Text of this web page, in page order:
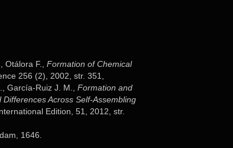
Otálora F., For­ma­tion of Che­mi­cal
256 (2), 2002, str. 351,
Gar­cía-Ruiz J. M., For­ma­tion and
Across Self-Assem­bling
Edi­tion, 51, 2012, str.
1646.